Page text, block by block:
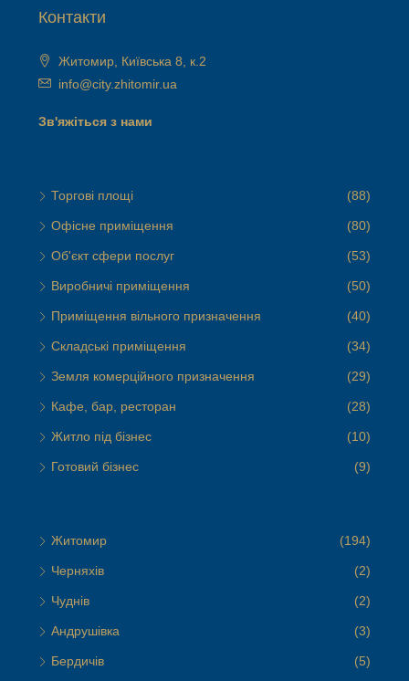
Контакти
Житомир, Київська 8, к.2
info@city.zhitomir.ua
Зв'яжіться з нами
Торгові площі (88)
Офісне приміщення (80)
Об'єкт сфери послуг (53)
Виробничі приміщення (50)
Приміщення вільного призначення (40)
Складські приміщення (34)
Земля комерційного призначення (29)
Кафе, бар, ресторан (28)
Житло під бізнес (10)
Готовий бізнес (9)
Житомир (194)
Черняхів (2)
Чуднів (2)
Андрушівка (3)
Бердичів (5)